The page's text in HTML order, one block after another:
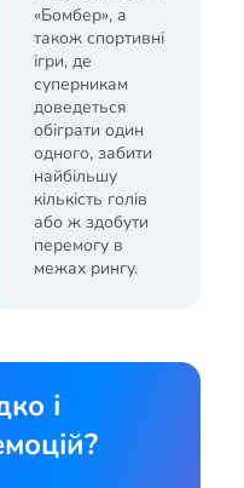
«Бомбер», а
також спортивні
ігри, де
суперникам
доведеться
обіграти один
одного, забити
найбільшу
кількість голів
або ж здобути
перемогу в
межах рингу.
і